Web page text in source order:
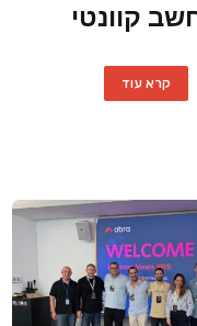
קוונטי
קרא עוד